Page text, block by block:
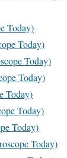
Today)
Today)
Today)
Today)
Today)
Today)
Today)
Today)